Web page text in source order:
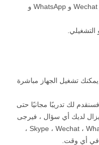
دعم فني عبر الهاتف والبريد الإلكتروني و Wechat و WhatsApp و
التشغيلي.
تشغيل الجهاز مباشرة
لك تدريبًا مجانيًا حتى
يزال لديك أي سؤال ، فيرجى
الاتصال بنا عبر البريد الإلكتروني ، Skype ، Wechat ، WhatsApp ،
في أي وقت.